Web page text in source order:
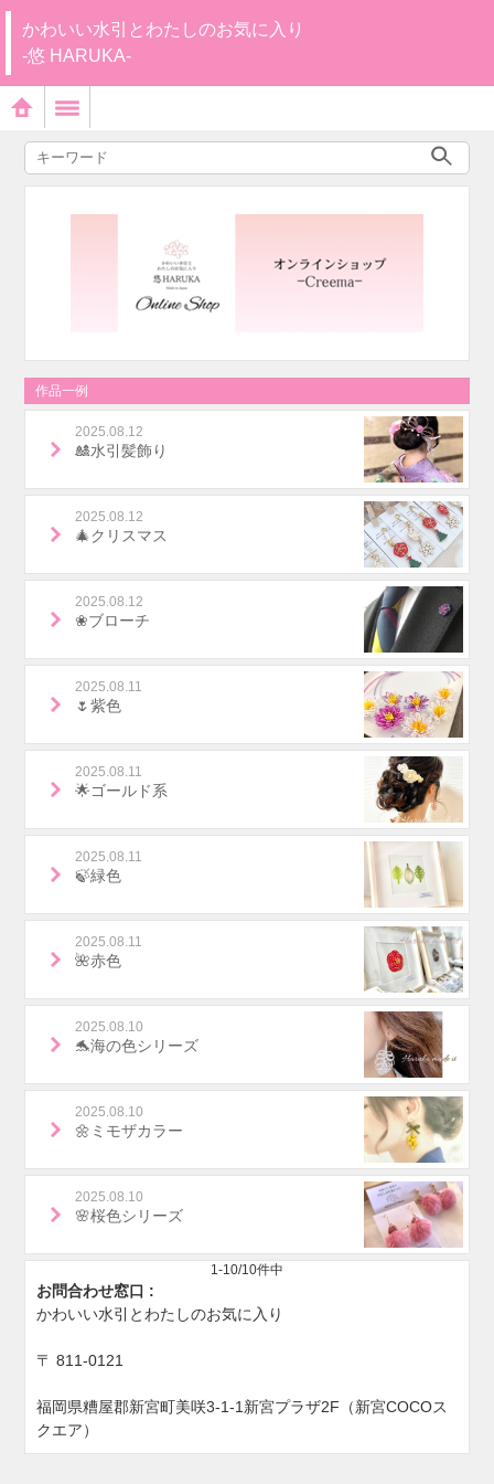
かわいい水引とわたしのお気に入り
-悠 HARUKA-
作品一例
2025.08.12
🎎水引髪飾り
2025.08.12
🎄クリスマス
2025.08.12
❀ブローチ
2025.08.11
🌷紫色
2025.08.11
🌟ゴールド系
2025.08.11
🍃緑色
2025.08.11
🌺赤色
2025.08.10
🐬海の色シリーズ
2025.08.10
🌼ミモザカラー
2025.08.10
🌸桜色シリーズ
1-10/10件中
お問合わせ窓口 :
かわいい水引とわたしのお気に入り
〒811-0121
福岡県糟屋郡新宮町美咲3-1-1新宮プラザ2F（新宮COCOス
クエア）